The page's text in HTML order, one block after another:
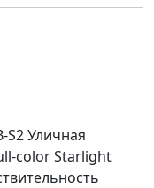
S2 Уличная
color Starlight